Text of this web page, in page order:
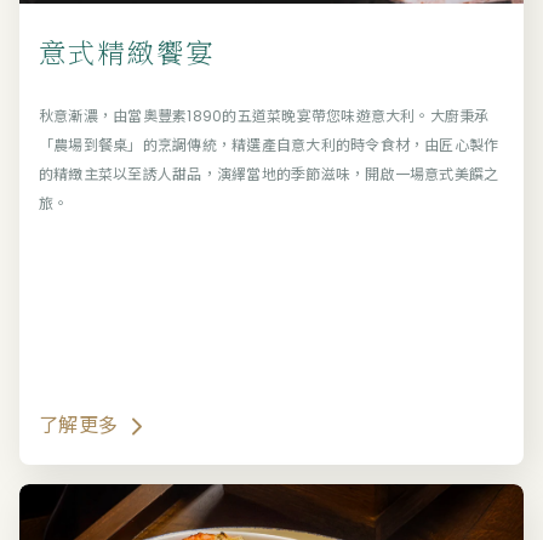
意式精緻饗宴
秋意漸濃，由當奧豐素1890的五道菜晚宴帶您味遊意大利。大廚秉承
「農場到餐桌」的烹調傳統，精選產自意大利的時令食材，由匠心製作
的精緻主菜以至誘人甜品，演繹當地的季節滋味，開啟一場意式美饌之
旅。
了解更多